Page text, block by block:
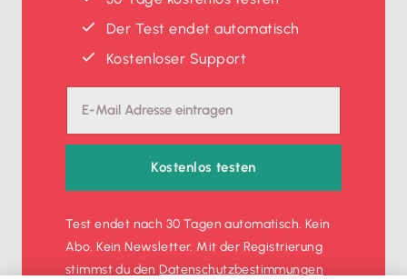
Der Test endet automatisch
Kostenloser Support
Kostenlos testen
Test endet nach 30 Tagen automatisch. Kein
Abo. Kein Newsletter. Mit der Registrierung
stimmst du denDatenschutz­bestimmungen